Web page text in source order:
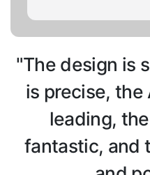
"The design is
is precise,
leading,
fantastic, and